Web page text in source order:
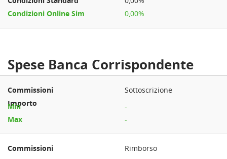
0,00%
Spese Banca Corrispondente
Sottoscrizione
-
-
Rimborso